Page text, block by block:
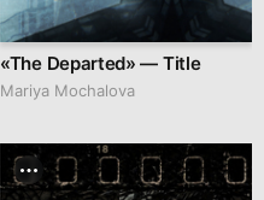
«The Departed» — Title
Mariya Mochalova